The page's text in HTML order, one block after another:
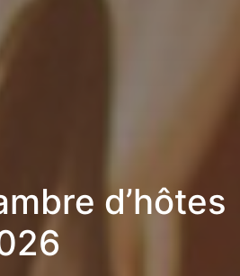
d’hôtes